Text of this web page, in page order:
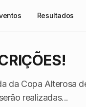
Resultados
da Copa Alterosa
realizadas...